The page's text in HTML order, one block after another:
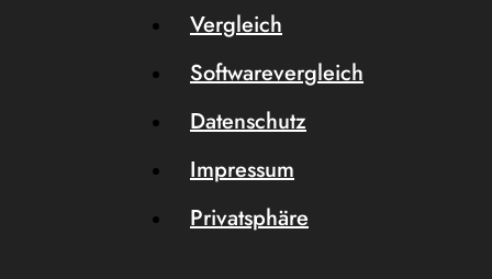
Vergleich
Softwarevergleich
Datenschutz
Impressum
Privatsphäre